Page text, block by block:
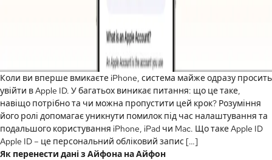
Коли ви вперше вмикаєте iPhone, система майже одразу просить
увійти в Apple ID. У багатьох виникає питання: що це таке,
навіщо потрібно та чи можна пропустити цей крок? Розуміння
його ролі допомагає уникнути помилок під час налаштування та
подальшого користування iPhone, iPad чи Mac. Що таке Apple ID
Apple ID – це персональний обліковий запис […]
Як перенести дані з Айфона на Айфон